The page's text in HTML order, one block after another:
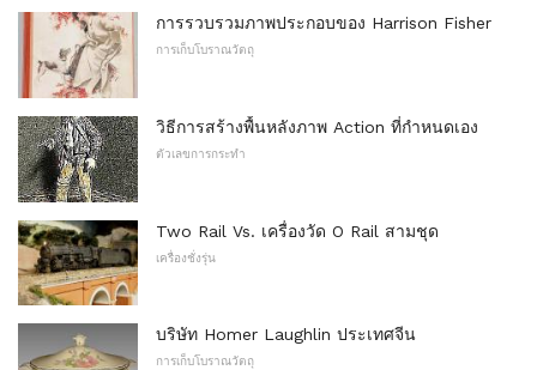
การรวบรวมภาพประกอบของ Harrison Fisher
การเก็บโบราณวัตถุ
วิธีการสร้างพื้นหลังภาพ Action ที่กำหนดเอง
ตัวเลขการกระทำ
Two Rail Vs. เครื่องวัด O Rail สามชุด
เครื่องชั่งรุ่น
บริษัท Homer Laughlin ประเทศจีน
การเก็บโบราณวัตถุ